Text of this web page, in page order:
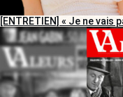
[ENTRETIEN] « Je ne vais